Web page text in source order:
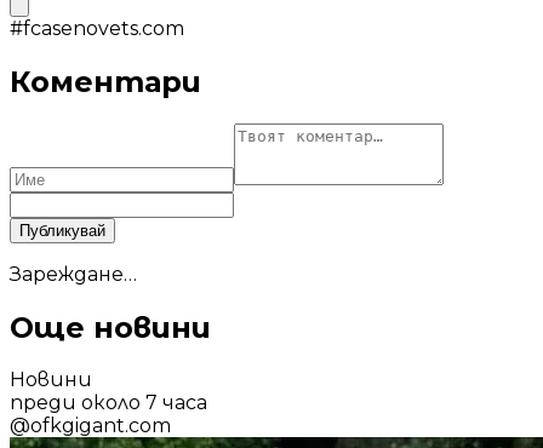
#fcasenovets.com
Коментари
Публикувай
Зареждане…
Още новини
Новини
преди около 7 часа
@ofkgigant.com